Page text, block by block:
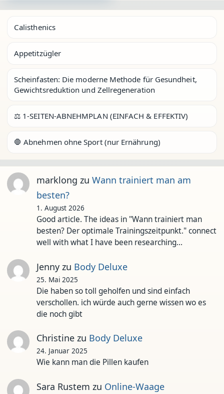
Calisthenics
Appetitzügler
Scheinfasten: Die moderne Methode für Gesundheit,
Gewichtsreduktion und Zellregeneration
⚖️ 1-SEITEN-ABNEHMPLAN (EINFACH & EFFEKTIV)
🛑 Abnehmen ohne Sport (nur Ernährung)
marklong zu Wann trainiert man am
besten?
1. August 2026
Good article. The ideas in "Wann trainiert man
besten? Der optimale Trainingszeitpunkt." connect
well with what I have been researching…
Jennyzu Body Deluxe
25. Mai 2025
Die haben so toll geholfen und sind einfach
verschollen. ich würde auch gerne wissen wo es
die noch gibt
Christinezu Body Deluxe
24. Januar 2025
Wie kann man die Pillen kaufen
Sara Rustem zu Online-Waage